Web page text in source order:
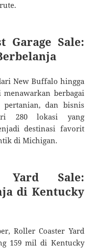
Garage Sale:
New Buffalo hingga
berbagai
dan bisnis
280 lokasi yang
destinasi favorit
di Michigan.
Yard Sale:
di Kentucky
Roller Coaster Yard
159 mil di Kentucky